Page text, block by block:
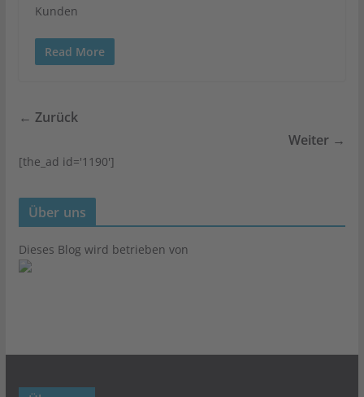
Kunden
Read More
← Zurück
Weiter →
[the_ad id='1190']
Über uns
Dieses Blog wird betrieben von